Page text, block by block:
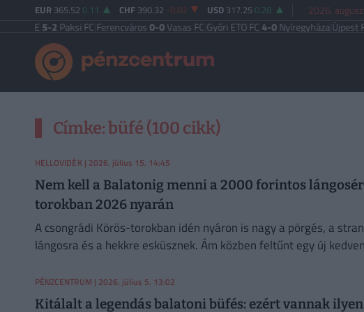
EUR 365.52 0.11 CHF 390.32 -0.02 USD 317.25 0.28 2026.
5-2Paksi FC|Ferencváros0-0Vasas FC|Győri ETO FC4-0Nyíregyháza|Újpest FC4-
Címke: büfé (100 cikk)
HELLOVIDÉK| 2026. július 15. 14:45
Nem kell a Balatonig menni a 2000 forintos
torokban 2026 nyarán
A csongrádi Körös-torokban idén nyáron is nagy a pörgés, a
lángosra és a hekkre esküsznek. Ám közben feltűnt egy új
PÉNZCENTRUM | 2026. július 5. 13:02
Kitálalt a legendás balatoni büfés: ezért vannak